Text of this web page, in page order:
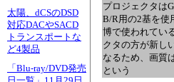
太陽、dCSのDSD
対応DACやSACD
トランスポートな
ど4製品
「Blu-ray/DVD発売
プロジェクタは
B/R用の2基を使
博で使われてい
クタの方が新し
なるため、画質
という